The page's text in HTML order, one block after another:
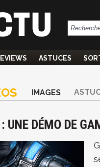
ASTUCES
IMAGES
UNE DÉMO DE